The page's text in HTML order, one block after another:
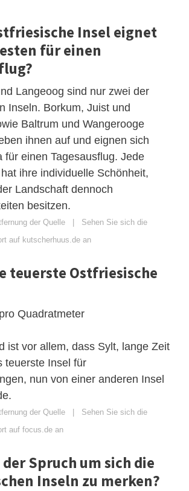
Insel eignet
für einen
Langeoog sind nur zwei der
Inseln. Borkum, Juist und
Baltrum und Wangerooge
ihnen auf und eignen sich
für einen Tagesausflug. Jede
ihre individuelle Schönheit,
Landschaft dennoch
besitzen.
der Quelle | Sehen Sie sich die
auf kutscherhuus.de an
teuerste Ostfriesische
Quadratmeter
ist vor allem, dass Sylt, lange Zeit
teuerste Insel für
nun von einer anderen Insel
der Quelle | Sehen Sie sich die
auf focus.de an
Spruch um sich die
Inseln zu merken?